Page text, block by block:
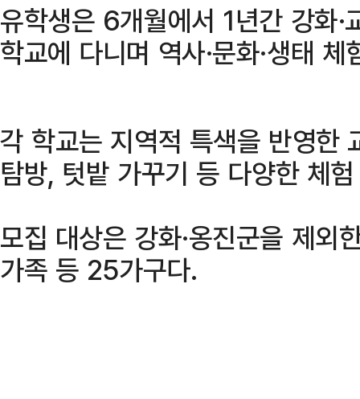
유학생은 6개월에서 1년간 강화·
학교에 다니며 역사·문화·생태
각 학교는 지역적 특색을 반영한
탐방, 텃밭 가꾸기 등 다양한 체
모집 대상은 강화·옹진군을 제외
가족 등 25가구다.